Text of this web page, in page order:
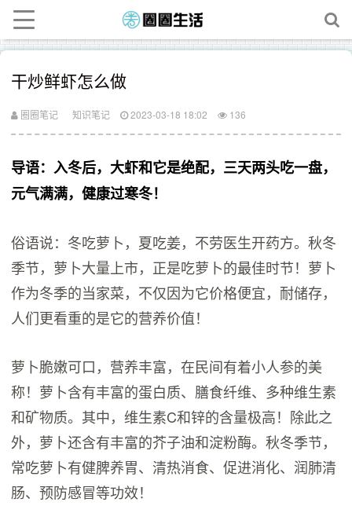
干炒鲜虾怎么做
圈圈笔记 知识笔记 2023-03-18 18:02 136
导语：入冬后，大虾和它是绝配，三天两头吃一盘，
元气满满，健康过寒冬！
俗语说：冬吃萝卜，夏吃姜，不劳医生开药方。秋冬
季节，萝卜大量上市，正是吃萝卜的最佳时节！萝卜
作为冬季的当家菜，不仅因为它价格便宜，耐储存，
人们更看重的是它的营养价值！
萝卜脆嫩可口，营养丰富，在民间有着小人参的美
称！萝卜含有丰富的蛋白质、膳食纤维、多种维生素
和矿物质。其中，维生素C和锌的含量极高！除此之
外，萝卜还含有丰富的芥子油和淀粉酶。秋冬季节，
常吃萝卜有健脾养胃、清热消食、促进消化、润肺清
肠、预防感冒等功效！